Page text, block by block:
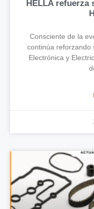
HELLA refuerza
Consciente de la
continúa reforzando
Electrónica y